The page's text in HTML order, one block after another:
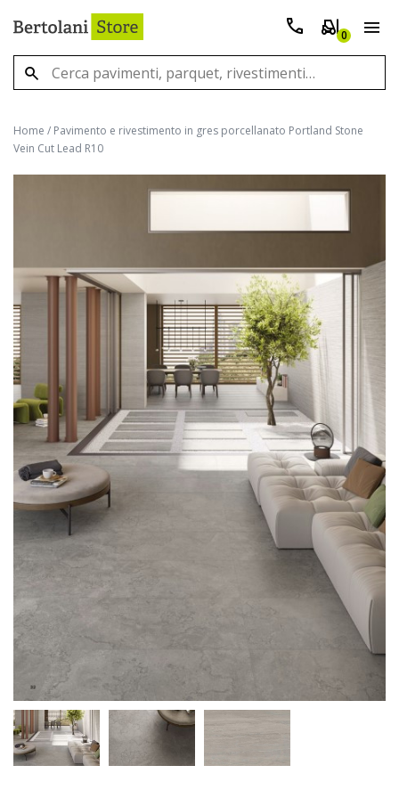
0
Home / Pavimento e rivestimento in gres porcellanato Portland Stone
Vein Cut Lead R10